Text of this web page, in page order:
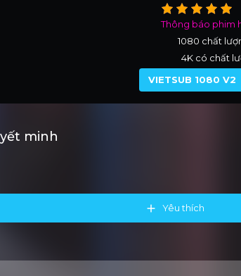
Thông báo phim
1080 chất
4K có chất
VIETSUB 1080 V2
minh
Yêu thích